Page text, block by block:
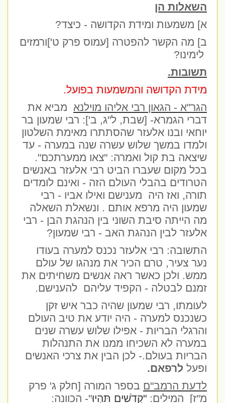
השאלות הן
א] משמעות ומידת הקדושה - כיצד?
ב] מה הקשר להפטרה [עמוס פרק ט']ורמזים
לימינו?
תשובות.
מידת הקדושה והמשמעות בפועל.
הגר"א - הגאון רבי אליהו מוילנא מביא את
דברי הגמרא- [שבת, ל"ג, ב']: רבי שמעון בר
יוחאי ובנו אלעזר שהסתתרו מאימת השלטון
ולמדו במשך שלוש עשרה שנה במערה - עד
שיצאה בת קול ואמרה: "צאו ממערתכם".
בכל מקום שעברו הביט רבי אלעזר באנשים
הטרודים בהבלי העולם הזה - ואינם לומדים
תורה, ואז היה מענישם ואילו אביו - רבי
שמעון היה מרפא אותם . ונשאלת השאלה
מה הייתה סיבת השוני בין הנהגת הבן - רבי
אלעזר לבין הנהגת האב - רבי שמעון?
התשובה: רבי אלעזר נכנס למערה בעודו
נער צעיר, טרם הכיר את מנהגו של עולם
ממש. ולכן כאשר ראה אנשים משחיתים את
זמנם לבטלה - הקפיד עליהם להענישם.
לעומתו, רבי שמעון שהיה כבר איש זקן
כשנכנס למערה - היה יודע את טיב העולם
והרגלי הבריות - אפילו שלוש עשרה שנים
במערה לא השכיחו ממנו את התנהלות
הבריות בעולם.- לכן הבין את צרכי האנשים
ופעללרפאם.
לדעת הרמב"םבספר המורה [חלק ג' פרק
מ"ז] המילים:"קְדֹשִׁים תִּהְיוּ"- הכוונה: